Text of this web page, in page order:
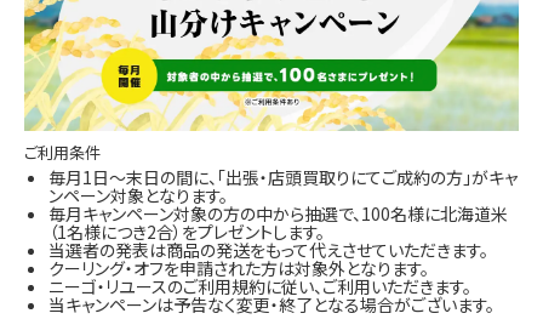
ご利用条件
毎月1日～末日の間に、「出張・店頭買取りにてご成約の方」がキャ
ンペーン対象となります。
毎月キャンペーン対象の方の中から抽選で、100名様に北海道米
（1名様につき2合）をプレゼントします。
当選者の発表は商品の発送をもって代えさせていただきます。
クーリング・オフを申請された方は対象外となります。
ニーゴ・リユースのご利用規約に従い、ご利用いただきます。
当キャンペーンは予告なく変更・終了となる場合がございます。